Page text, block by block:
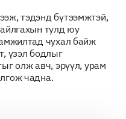
тэдэнд бүтээмжтэй,
тулд юу
чухал байж
үзэл бодлыг
олж авч, эрүүл, урам
чадна.